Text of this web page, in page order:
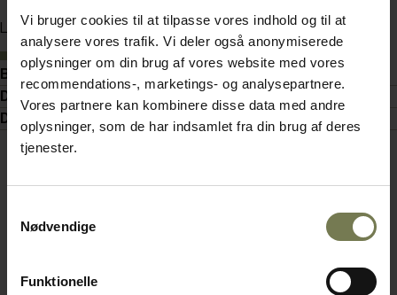
Vi bruger cookies til at tilpasse vores indhold og til at
analysere vores trafik. Vi deler også anonymiserede
oplysninger om din brug af vores website med vores
recommendations-, marketings- og analysepartnere.
Vores partnere kan kombinere disse data med andre
oplysninger, som de har indsamlet fra din brug af deres
tjenester.
Nødvendige
Funktionelle
Læg i kurv
På lager
Beskrivelse
Detaljer
Dokumenter